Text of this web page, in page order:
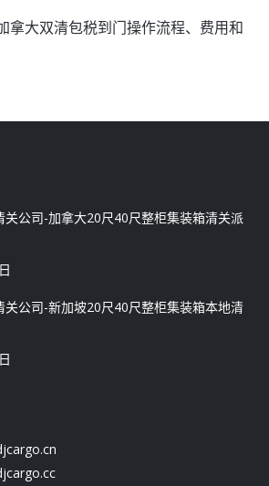
拿大双清包税到门操作流程、费用和
关公司-加拿大20尺40尺整柜集装箱清关派
关公司-新加坡20尺40尺整柜集装箱本地清